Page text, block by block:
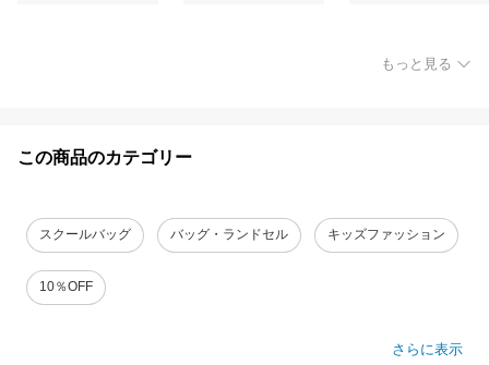
もっと見る
この商品のカテゴリー
スクールバッグ バッグ・ランドセル キッズファッション
10％OFF
さらに表示